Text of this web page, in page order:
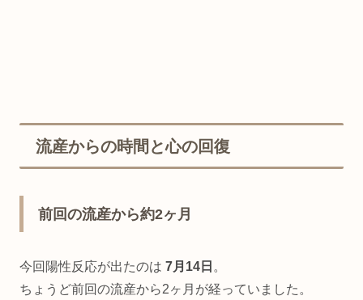
流産からの時間と心の回復
前回の流産から約2ヶ月
今回陽性反応が出たのは 7月14日 。
ちょうど前回の流産から2ヶ月が経っていました。